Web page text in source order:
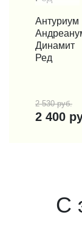
КУПИТЬ В 1
Антуриум
Динамит
Ред
2 530 руб.
2 400
С